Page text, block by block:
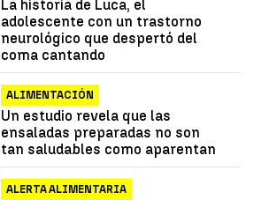
La historia de Luca, el
adolescente con un trastorno
neurológico que despertó del
coma cantando
ALIMENTACIÓN
Un estudio revela que las
ensaladas preparadas no son
tan saludables como aparentan
ALERTA ALIMENTARIA